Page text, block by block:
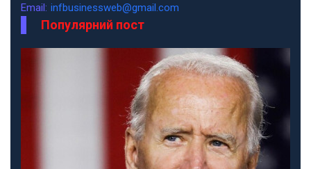
Email: infbusinessweb@gmail.com
Популярний пост